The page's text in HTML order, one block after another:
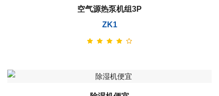
空气源热泵机组3P
ZK1